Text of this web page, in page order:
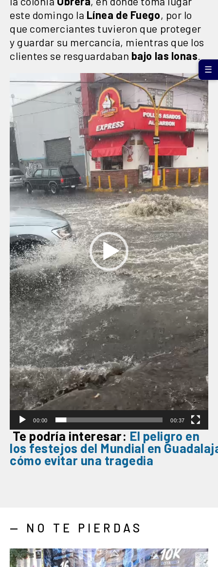
este domingo la Línea de Fuego, por lo
que comerciantes tuvieron que proteger
y guardar su mercancía, mientras que los
clientes se resguardaban bajo las lonas
Reproductor
de
vídeo
00:00 00:37
Te podría interesar: El peligro en
los festejos del Mundialen
cómo evitar una tragedia
— NO TE PIERDAS
☰